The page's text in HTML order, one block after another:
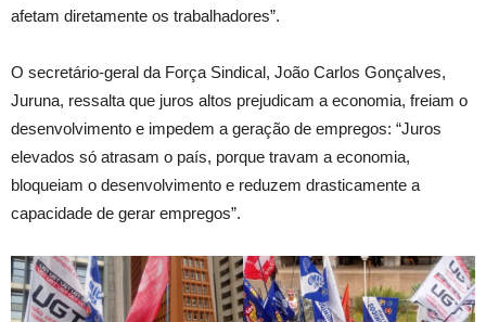
afetam diretamente os trabalhadores”.
O secretário-geral da Força Sindical, João Carlos Gonçalves,
Juruna, ressalta que juros altos prejudicam a economia, freiam o
desenvolvimento e impedem a geração de empregos: “Juros
elevados só atrasam o país, porque travam a economia,
bloqueiam o desenvolvimento e reduzem drasticamente a
capacidade de gerar empregos”.